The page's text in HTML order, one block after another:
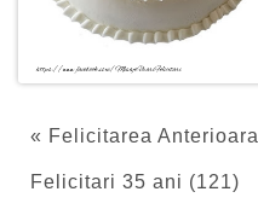
« Felicitarea Anterioara
Felicitari 35 ani (121)